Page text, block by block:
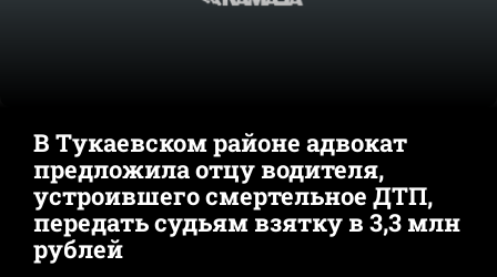
В Тукаевском районе адвокат
предложила отцу водителя,
устроившего смертельное ДТП,
передать судьям взятку в 3,3 млн
рублей